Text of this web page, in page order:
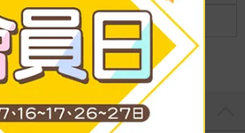
級別
/百合 ＞ GL /百合